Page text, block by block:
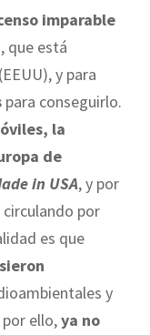
imparable
, que está
y para
para conseguirlo.
la
de
in USA, y por
por
es que
y
ello,ya no